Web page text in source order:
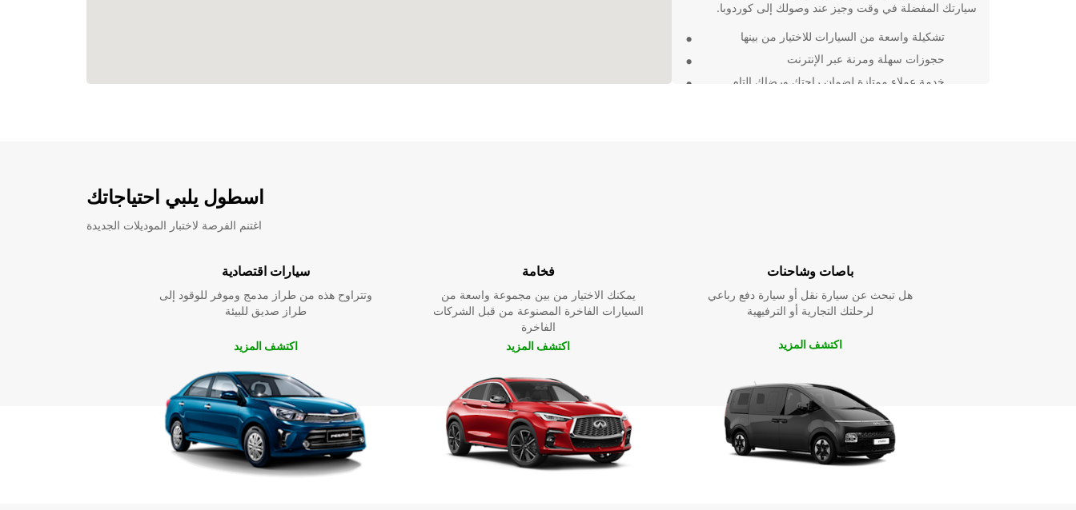
سيارتك المفضلة في وقت وجيز عند وصولك إلى كوردوبا.
تشكيلة واسعة من السيارات للاختيار من بينها
حجوزات سهلة ومرنة عبر الإنترنت
خدمة عملاء ممتازة لضمان راحتك ورضاك التام
اسطول يلبي احتياجاتك
اغتنم الفرصة لاختبار الموديلات الجديدة
سيارات اقتصادية
وتتراوح هذه من طراز مدمج وموفر للوقود إلى
طراز صديق للبيئة
اكتشف المزيد
فخامة
يمكنك الاختيار من بين مجموعة واسعة من
السيارات الفاخرة المصنوعة من قبل الشركات
الفاخرة
اكتشف المزيد
باصات وشاحنات
هل تبحث عن سيارة نقل أو سيارة دفع رباعي
لرحلتك التجارية أو الترفيهية
اكتشف المزيد